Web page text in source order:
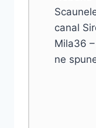
canal
Mila36
ne